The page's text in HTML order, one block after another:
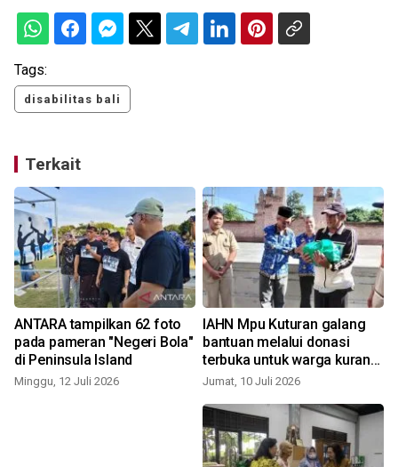
Tags:
disabilitas bali
Terkait
ANTARA tampilkan 62 foto
pada pameran "Negeri Bola"
di Peninsula Island
Minggu, 12 Juli 2026
IAHN Mpu Kuturan galang
bantuan melalui donasi
terbuka untuk warga kurang
mampu
Jumat, 10 Juli 2026